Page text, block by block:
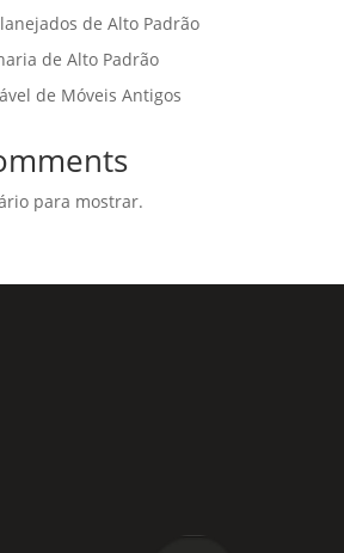
de Alto Padrão
de Alto Padrão
de Móveis Antigos
para mostrar.